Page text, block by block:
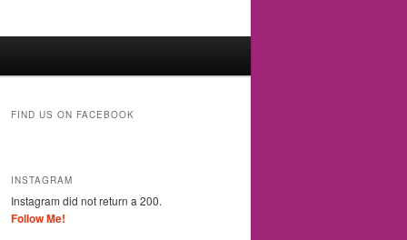
FIND US ON FACEBOOK
INSTAGRAM
Instagram did not return a 200.
Follow Me!